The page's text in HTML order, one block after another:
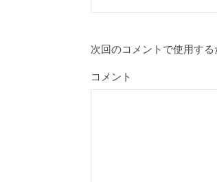
次回のコメントで使用す
コメント